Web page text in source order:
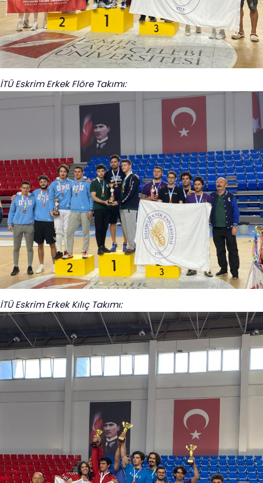
İTÜ Eskrim Erkek Flöre Takımı:
İTÜ Eskrim Erkek Kılıç Takımı: